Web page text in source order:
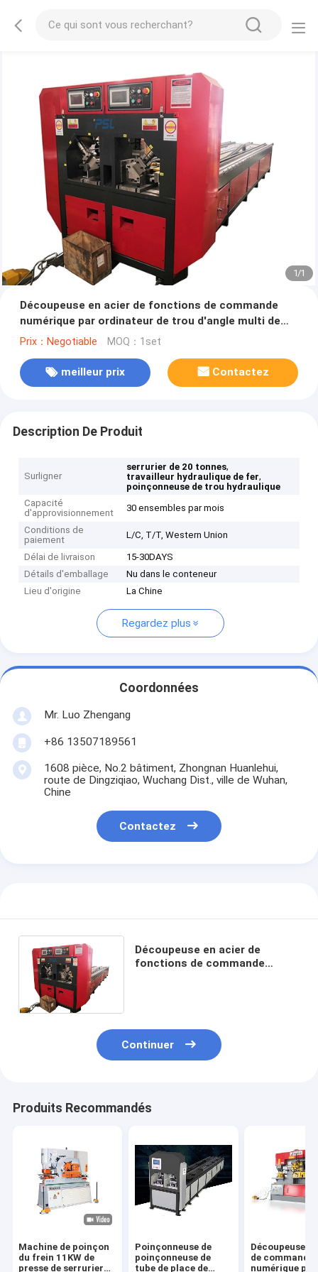
1/1
Découpeuse en acier de fonctions de commande
numérique par ordinateur de trou d'angle multi de
poinçonneuse
Prix：Negotiable MOQ：1set
meilleur prix Contactez
Description De Produit
Surligner
serrurier de 20 tonnes,
travailleur hydraulique de fer,
poinçonneuse de trou hydraulique
Capacité
d'approvisionnement
30 ensembles par mois
Conditions de
paiement
L/C, T/T, Western Union
Délai de livraison
15-30DAYS
Détails d'emballage
Nu dans le conteneur
Lieu d'origine
La Chine
Regardez plus
Coordonnées
Mr. Luo Zhengang
+86 13507189561
1608 pièce, No.2 bâtiment, Zhongnan Huanlehui,
route de Dingziqiao, Wuchang Dist., ville de Wuhan,
Chine
Contactez
Découpeuse en acier de
fonctions de commande
Continuer
Produits Recommandés
Machine de poinçon
du frein 11KW de
presse de serrurier
Poinçonneuse de
poinçonneuse de
tube de place de
Découpeuse
de commande
numérique par